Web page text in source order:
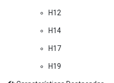
H12
H14
H17
H19